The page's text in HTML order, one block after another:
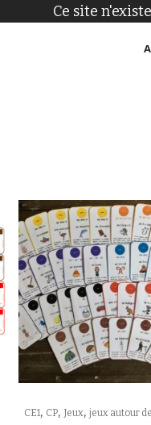
Ce site
CE1, CP, Jeux, jeux autour